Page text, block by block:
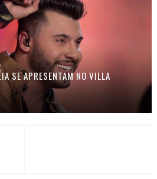
SE APRESENTAM NO VILLA